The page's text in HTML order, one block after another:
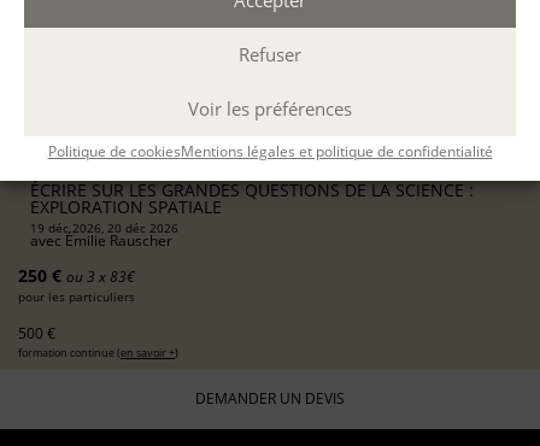
Refuser
Voir les préférences
Politique de cookiesMentions légales et politique de confidentialité
DÉCOUVERTE
ÉCRIRE SUR LES GRANDES QUESTIONS DE LA SCIENCE :
EXPLORATION SPATIALE
19 déc 2026, 20 déc 2026
avec Émilie Rauscher
250 € ou 3 x 83€
pour les particuliers
500 €
formation continue (en savoir +)
DEMANDER UN DEVIS